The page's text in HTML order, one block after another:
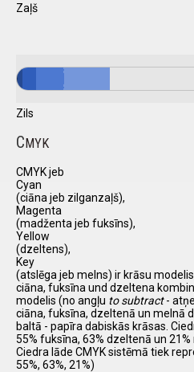
Zaļš
Zils
CMYK
CMYK jeb
Cyan
(ciāna jeb zilganzaļš),
Magenta
(madženta jeb fuksīns),
Yellow
(dzeltens),
Key
(atslēga jeb melns) ir krāsu
ciāna, fuksīna und dzeltena
modelis (no angļu to subtract-
ciāna, fuksīna, dzeltenā un melnā
baltā - papīra dabiskās krāsas.
55% fuksīna, 63% dzeltenā un
Ciedra lāde CMYK sistēmā tiek
55%, 63%, 21%)